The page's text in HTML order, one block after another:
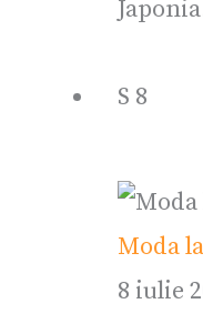
S 8
Moda
8 iulie